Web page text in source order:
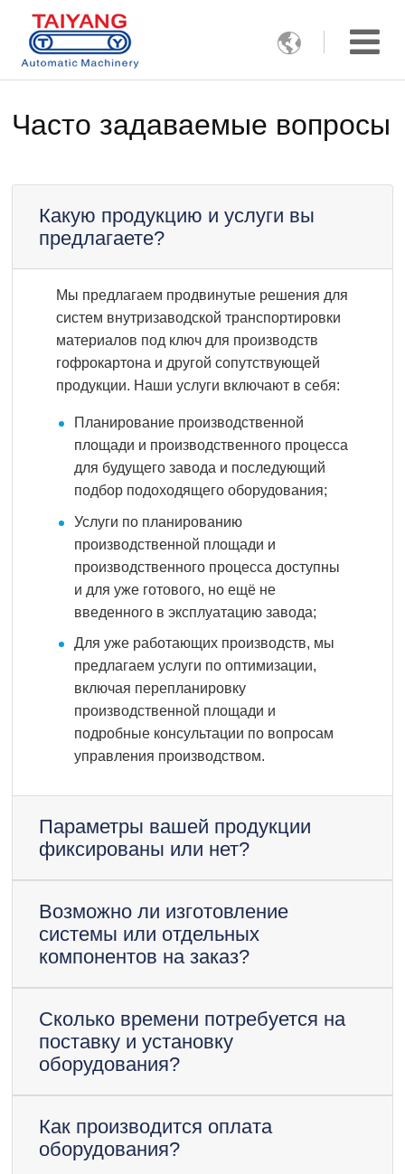

Часто задаваемые вопросы
Какую продукцию и услуги вы
предлагаете?
Мы предлагаем продвинутые решения для
систем внутризаводской транспортировки
материалов под ключ для производств
гофрокартона и другой сопутствующей
продукции. Наши услуги включают в себя:
Планирование производственной
площади и производственного процесса
для будущего завода и последующий
подбор подоходящего оборудования;
Услуги по планированию
производственной площади и
производственного процесса доступны
и для уже готового, но ещё не
введенного в эксплуатацию завода;
Для уже работающих производств, мы
предлагаем услуги по оптимизации,
включая перепланировку
производственной площади и
подробные консультации по вопросам
управления производством.
Параметры вашей продукции
фиксированы или нет?
Возможно ли изготовление
системы или отдельных
компонентов на заказ?
Сколько времени потребуется на
поставку и установку
оборудования?
Как производится оплата
оборудования?